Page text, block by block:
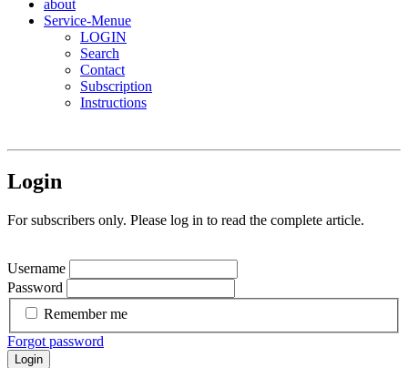
about
Service-Menue
LOGIN
Search
Contact
Subscription
Instructions
Login
For subscribers only. Please log in to read the complete article.
Username
Password
Remember me
Forgot password
Login